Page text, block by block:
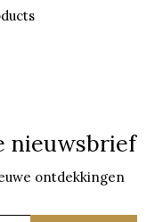
nieuwsbrief
ontdekkingen